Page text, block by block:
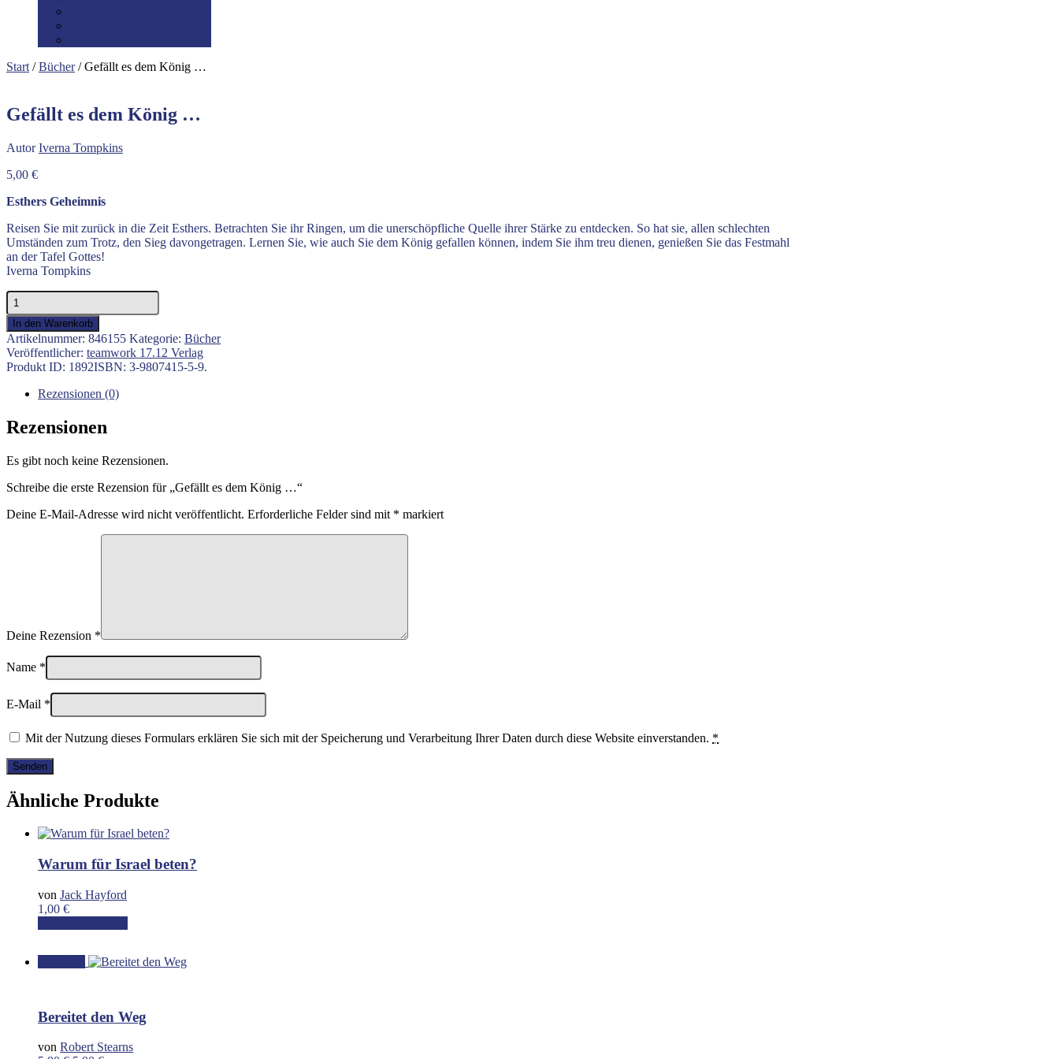
Start /Bücher/ Gefällt es dem König …
Gefällt es dem König …
AutorIverna Tompkins
5,00 €
Esthers Geheimnis
Reisen Sie mit zurück in die Zeit Esthers. Betrachten Sie ihr Ringen, um die unerschöpfliche Quelle ihrer Stärke zu entdecken. So hat sie, allen schlechten
Umständen zum Trotz, den Sieg davongetragen. Lernen Sie, wie auch Sie dem König gefallen können, indem Sie ihm treu dienen, genießen Sie das Festmahl
an der Tafel Gottes!
Iverna Tompkins
Gefällt
es
dem
König
...
Menge
In den Warenkorb
Artikelnummer: 846155 Kategorie: Bücher
Veröffentlicher: teamwork 17.12 Verlag
Produkt ID: 1892ISBN: 3-9807415-5-9.
Rezensionen (0)
Rezensionen
Es gibt noch keine Rezensionen.
Schreibe die erste Rezension für „Gefällt es dem König …“
Deine E-Mail-Adresse wird nicht veröffentlicht. Erforderliche Felder sind mit * markiert
Deine Rezension *
Name *
E-Mail *
Mit der Nutzung dieses Formulars erklären Sie sich mit der Speicherung und Verarbeitung Ihrer Daten durch diese Website einverstanden. *
Ähnliche Produkte
Warum für Israel beten?
von Jack Hayford
1,00 €
Bereitet den Weg
von Robert Stearns